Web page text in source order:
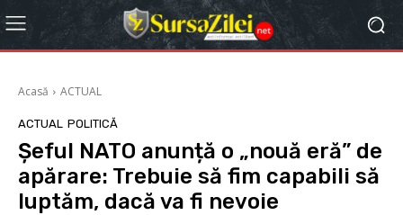
Acasă ACTUAL
ACTUAL POLITICĂ
Șeful NATO anunță o „nouă eră” de
apărare: Trebuie să fim capabili să
luptăm, dacă va fi nevoie